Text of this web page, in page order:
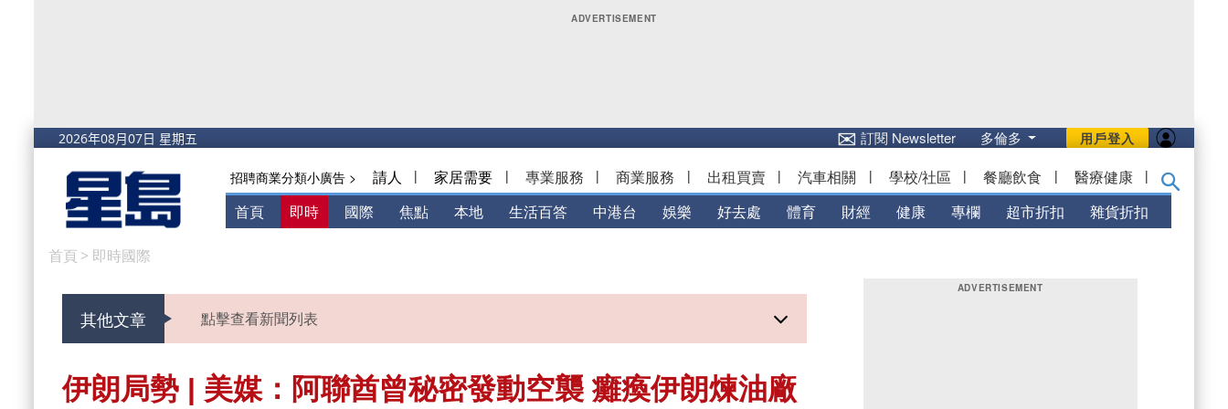
用戶登入
✉訂閱 Newsletter 多倫多
招聘商業分類小廣告 > 請人 | 家居需要 | 專業服務 | 商業服務 | 出租買賣 | 汽車相關 | 學校/社區 | 餐廳飲食 | 醫療健康 |
首頁 即時 國際 焦點 本地 生活百答 中港台 娛樂 好去處 體育 財經 健康 專欄 超市折扣 雜貨折扣
首頁 > 即時國際
其他文章 點擊查看新聞列表
伊朗局勢 | 美媒：阿聯酋曾秘密發動空襲 癱瘓伊朗煉油廠